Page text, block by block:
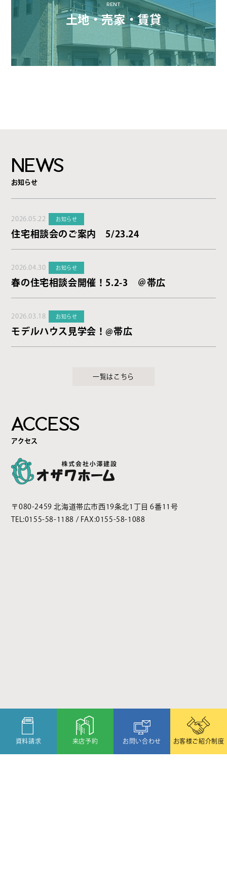
資料請求 来店予約 お問い合わせ お客様ご紹介制度
RENT
土地・売家・賃貸
NEWS
お知らせ
2026.05.22 お知らせ
住宅相談会のご案内 5/23.24
2026.04.30 お知らせ
春の住宅相談会開催！5.2-3 ＠帯広
2026.03.18 お知らせ
モデルハウス見学会！@帯広
一覧はこちら
ACCESS
アクセス
〒080-2459 北海道帯広市西19条北1丁目 6番11号
TEL:0155-58-1188 / FAX:0155-58-1088